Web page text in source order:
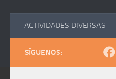
ACTIVIDADES DIVERSAS
SÍGUENOS: